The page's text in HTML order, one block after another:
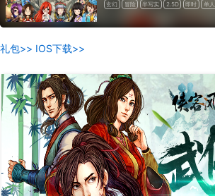
玄幻 冒险 半写实 2.5D 即时 单人
礼包>> IOS下载>>